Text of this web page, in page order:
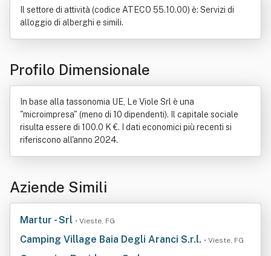
Il settore di attività (codice ATECO 55.10.00) è: Servizi di
alloggio di alberghi e simili.
Profilo Dimensionale
In base alla tassonomia UE, Le Viole Srl è una
"microimpresa" (meno di 10 dipendenti). Il capitale sociale
risulta essere di 100.0 K €. I dati economici più recenti si
riferiscono all'anno 2024.
Aziende Simili
Martur - Srl • Vieste, FG
Camping Village Baia Degli Aranci S.r.l. • Vieste, FG